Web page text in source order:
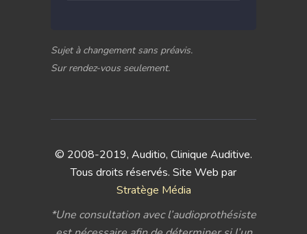
Sujet à changement sans préavis.
Sur rendez-vous seulement.
© 2008-2019, Auditio, Clinique Auditive.
Tous droits réservés. Site Web par
Stratège Média
*Une consultation avec l’audioprothésiste